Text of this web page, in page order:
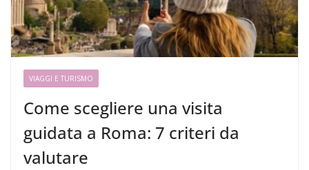
VIAGGI E TURISMO
Come scegliere una visita
guidata a Roma: 7 criteri da
valutare